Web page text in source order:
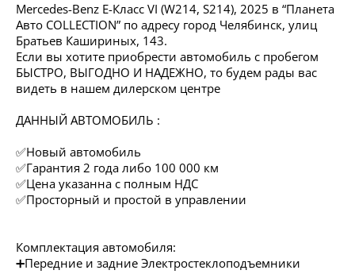
Mercedes-Benz E-Класс VI (W214, S214), 2025 в “Планета
Авто COLLECTION” по адресу город Челябинск, улиц
Братьев Кашириных, 143.
Если вы хотите приобрести автомобиль с пробегом
БЫСТРО, ВЫГОДНО И НАДЕЖНО, то будем рады вас
видеть в нашем дилерском центре
ДАННЫЙ АВТОМОБИЛЬ :
✅Новый автомобиль
✅Гарантия 2 года либо 100 000 км
✅Цена указанна с полным НДС
✅Просторный и простой в управлении
Комплектация автомобиля:
➕Передние и задние Электростеклоподъемники